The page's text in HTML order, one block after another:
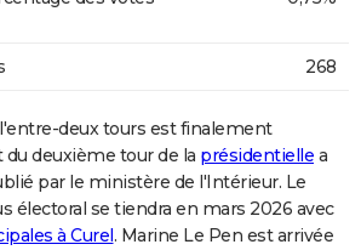
268
l'entre-deux tours est finalement
deuxième tour de la présidentielle a
par le ministère de l'Intérieur. Le
électoral se tiendra en mars 2026 avec
à Curel. Marine Le Pen est arrivée